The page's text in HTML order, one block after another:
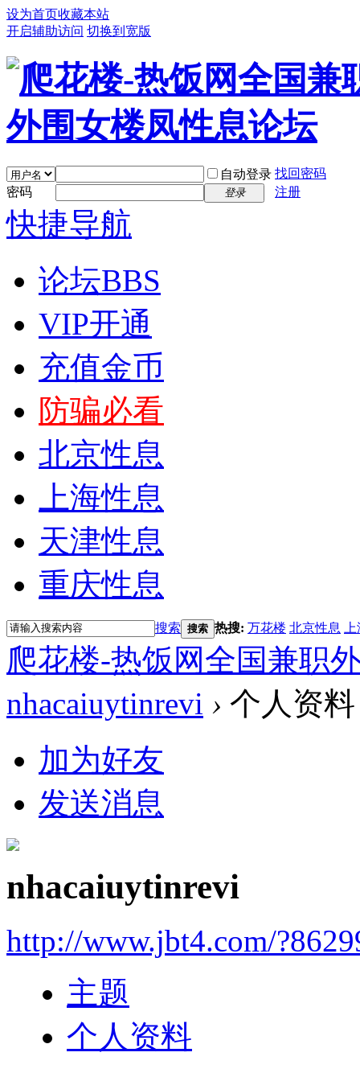
设为首页收藏本站
开启辅助访问 切换到宽版
自动登录 找回密码
密码
登录 注册
快捷导航
论坛BBS
VIP开通
充值金币
防骗必看
北京性息
上海性息
天津性息
重庆性息
搜索 搜索 热搜: 万花楼 北京性息
爬花楼-热饭网全国兼职
nhacaiuytinrevi › 个人资料
加为好友
发送消息
nhacaiuytinrevi
http://www.jbt4.com/
主题
个人资料